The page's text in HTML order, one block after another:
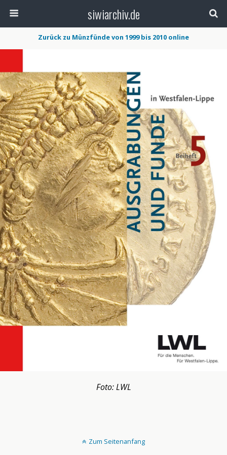
siwiarchiv.de
Zurück zu Münzfünde von 1999 bis 2010 online
Foto: LWL
Zum Seitenanfang